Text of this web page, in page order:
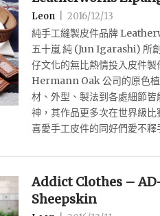
Leon 2016/12/13
純手工縫製皮件品牌
五十嵐 純 (Jun Igarashi) 所
仔文化的無比熱情投入皮件
Hermann Oak 公司的原色
材、外型、製法到各處細節
神，其作品更多次在世界級
喜愛手工皮件的同好們愛不釋
Addict Clothes –
Sheepskin